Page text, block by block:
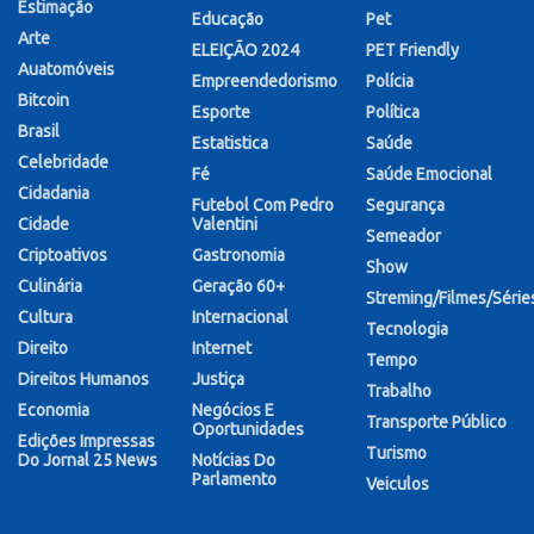
Estimação
Arte
Auatomóveis
Bitcoin
Brasil
Celebridade
Cidadania
Cidade
Criptoativos
Culinária
Cultura
Direito
Direitos Humanos
Economia
Edições Impressas
Do Jornal 25 News
Educação
ELEIÇÃO 2024
Empreendedorismo
Esporte
Estatistica
Fé
Futebol Com Pedro
Valentini
Gastronomia
Geração 60+
Internacional
Internet
Justiça
Negócios E
Oportunidades
Notícias Do
Parlamento
Pet
PET Friendly
Polícia
Política
Saúde
Saúde Emocional
Segurança
Semeador
Show
Streming/Filmes/
Tecnologia
Tempo
Trabalho
Transporte Público
Turismo
Veiculos